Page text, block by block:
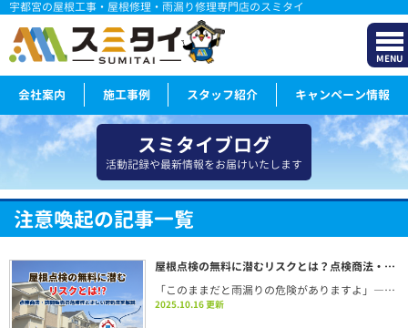
宇都宮の屋根工事・屋根修理・雨漏り修理専門店のスミタイ
MENU
会社案内 施工事例 スタッフ紹介 キャンペーン情報
スミタイブログ
活動記録や最新情報をお届けいたします
注意喚起の記事一覧
屋根点検の無料に潜むリスクとは？点検商法・訪問販売の危険性と正しい対処法を解説
「このままだと雨漏りの危険がありますよ」――突然インターホン越しにそう言われ、不安を感じたことはありませんか？最近、こうした“無料の屋根点検”を口実にした悪質な訪問営業が全国的に増加しています。目に見えない屋根の不具合を指摘され、焦って工事を契約してしまい、あとから後悔するケースも少なくありません。 本記事では、そうした屋根点検にまつわるトラブルの実態や、悪質業者の見分け方、そして信頼できる業者に安全に点検を依頼する方法まで、わかりやすく解説していきます。大切な住まいを守るためにも、まずは正しい情報を手に入れておきましょう。 １．急増中の点検商法とは？！“無料”の屋根点検に潜む落とし穴 ここ数年、「無料で屋根を点検します」と訪問してくる業者による“点検商法”が全国的に急増しています。これは、一見親切に見える無料点検を入り口にして、実際には不要な工事や過剰なリフォームを契約させる悪質な手口です。 実際、国民生活センターや各自治体にはこうしたトラブルに関する相談が多数寄せられており、屋根や外壁など住宅の見えにくい部分を狙った訪問販売型の手口は年々巧妙化しています。たとえば熊本県では、令和5年4月から9月までのたった半年間で4,629件の相談が寄せられ、翌年には約1.6倍の7,630件にまで増加。被害が拡大している実態が明らかになっています。 このような点検商法には、以下のような典型的な流れがあります。 「近くで工事をしていたら、お宅の屋根が浮いているのが見えました」 「このままだと雨漏りしますよ」「火災保険で直せる場合もあります」などと不安を煽る 屋根に登らせると、スマホなどで“劣化の写真”を見せて即工事の契約を迫る 一部では、実際に瓦を故意に壊したり、誤解を招く説明をする悪質な例もある 中には「無料点検の結果を見てから判断してください」と言っておきながら、点検後に契約を断ると不機嫌になったり、強引に話を進めようとする業者もいます。無料と言いつつ、結果的に高額な工事費を請求されたというケースは後を絶ちません。 さらに厄介なのは、こうした業者の多くが地域密着を装いながら、実際には本社所在地も曖昧で、連絡がつかなくなるケースがあるという点です。点検後に契約を交わしても、手抜き工事をされたり、工事後に不具合が出ても対応してもらえないというトラブルが相次いでいます。 特に高齢者世帯が狙われる傾向が強く、国民生活センターの調査では、被害にあった人の約80％以上が60歳以上というデータもあります。昼間に在宅していることが多いという事情や、屋根の状況を自分で確認しづらいという背景が狙われる原因となっています。 このように、「無料点検」という言葉の裏には、消費者の不安心理につけ込む悪質な仕掛けが潜んでいることを忘れてはいけません。大切なのは、「無料」という言葉に惑わされず、業者の言動を冷静に見極める姿勢です。 ２．訪問販売の屋根点検で後悔しないために｜法律・特徴・リスクを総チェック 屋根の点検は本来、定期的に専門業者に依頼しておきたいものですが、近年では突然の訪問で「無料点検」を持ちかける業者によるトラブルが後を絶ちません。こうした訪問販売の多くは、点検を口実に契約を迫る悪質なケースであり、十分な警戒が必要です。この章では、訪問販売における法的なルールや、典型的な業者の特徴、そしてなぜ屋根点検が狙われやすいのかについて詳しく解説します。 2-1 訪問販売の法的ルールとクーリングオフ制度 訪問販売による屋根点検やリフォーム勧誘は、特定商取引法によって厳しく規制されています。契約を結んだ後でも、一定期間内であれば無条件で契約を解除できる「クーリングオフ制度」が適用されます。この制度では、契約書面を交付された日を含めて8日以内であれば、理由を問わず解約が可能です。 しかも、工事が既に開始されていても、期間内であればクーリングオフは有効です。さらに、業者が法定書面を交付しなかった場合や、契約目的を曖昧にして勧誘してきた場合は、8日間の期限がスタートせず、事実上いつでも解約が可能なケースもあります。 ただし、制度を知らないことを逆手に取って「もう資材を手配した」「解約には違約金がかかる」などと虚偽の説明をする業者もいるため、消費者自身が制度について正しく理解しておくことが何よりの防御策になります。 2-2 訪問販売を装った悪質業者の特徴 悪質な業者は、見た目や話し方に注意深く気を配り、親切で頼りになりそうな印象を与えようとします。以下のような特徴が見られる場合は特に注意が必要です。 突然の訪問と定番トーク 「このあたりを回っていたら、屋根の不具合が気になりまして…」「隣の家で工事をしているので、ついでに見ましょうか」など、唐突な申し出で警戒心を下げようとします。これは典型的な“すり寄り型”の勧誘です。 不安を煽る説明 点検後、スマホで撮影した写真を見せながら、「このままだと雨漏りします」「台風でさらに破損が広がりますよ」など、根拠の不明確な説明で焦らせるのが常套手段です。 「今だけ安く」などの即決誘導 「今日中なら半額」「火災保険で無料になる」といった誘導で、冷静に検討させないよう仕向けてきます。 高齢者世帯を重点的に狙う 屋根の状態を自分で確認できず、営業への対応に慣れていない高齢者をターゲットにするケースが多発。実際に、60歳以上が被害者となっている割合は80％以上という報告もあります。 クーリングオフを阻む巧妙な対応 契約書に署名を急がせたり、書面を渡さなかったりすることで、制度そのものの利用を妨げるケースも散見されます。「クーリングオフはできない」と断言されて信じてしまう例もあります。 これらの特徴にひとつでも当てはまる業者が訪問してきた場合、まずは契約せずにその場をやり過ごし、家族や消費生活センターに相談することが大切です。 2-3 なぜ屋根点検が狙われやすいのか？ 訪問販売型の点検商法の中でも、特に「屋根」は格好の標的となっています。その理由は大きく分けて以下の3点です。 家主自身が確認しづらい 屋根の上は高所であり、一般の人が状態を確認することはほぼ不可能です。そのため、業者の言葉や見せられた写真を信じてしまいやすく、「本当に壊れているのか」を判断できないまま話が進んでしまうのです。 自然災害後の心理につけ込まれやすい 台風・地震・大雨などの直後は、「屋根が壊れているかも…」という不安が高まり、そこを悪用して「今なら補助金が出る」「すぐ直さないと大変なことになる」などと強調されると、判断が鈍ってしまいます。 費用が不明確で上限が読みにくい 屋根修理や補修工事は範囲や方法によって価格に幅があり、相場感が掴みにくい分野です。そのため、「30万円で安いですよ」と言われると、お得に感じてしまうケースも多いのです。 また、点検後に「火災保険で賄える」と説明し、申請代行を申し出る業者もありますが、本来は保険金を得るためには正当な損害と審査が必要です。虚偽の申請を誘導する業者も存在し、これは保険金詐欺に該当するリスクもあるため、非常に危険です。 以上のように、訪問販売での屋根点検には多数のリスクが潜んでおり、安易な判断は避けるべきです。法的な保護制度を理解したうえで、怪しい業者には毅然とした対応を心がけましょう。 ３．屋根点検を依頼するなら信頼できる業者を選ぶべき理由 屋根の点検や修理は、住まいの安全を守るために欠かせない作業です。しかしながら、屋根は普段目にする機会が少なく、その状態を自分で確認することが難しいため、業者に任せる部分が多くなります。だからこそ、「信頼できる業者を選ぶかどうか」が結果を大きく左右します。 近年では、無料点検をきっかけに不必要な工事を勧める悪質な業者も増加しており、適切な業者を見極める力が求められています。この章では、なぜ信頼できる業者を選ぶべきなのか、そしてその見極め方について詳しく解説していきます。 3-1 専門知識と資格が信頼の証になる 優良な業者は、建築士や建築施工管理技士などの国家資格を保有しているスタッフが在籍しており、施工に関して豊富な知識と技術を持っています。加えて、「住宅瑕疵担保責任保険」や「労災保険」「損害賠償責任保険」に加入していることも重要なポイントです。これらの保険に加入していれば、万が一の事故や施工ミスに対しても補償を受けられるため、依頼者側の安心感が大きく変わります。 また、資格や保険に関する情報を曖昧にする業者は、トラブル時に責任を回避する可能性があるため、注意が必要です。 3-2 過去の実績と保証制度で信頼性が見える 信頼できる業者は、これまでの施工実績を写真付きで紹介したり、顧客の声を公開している場合が多く、その透明性が信頼につながります。たとえば、工事のビフォー・アフターを比較した写真や、完了後の報告書を提供してくれる業者であれば、作業内容への誠実さが伝わってきます。 また、工事後にトラブルが発生した場合でも、施工保証やアフターフォロー制度がしっかり整っている業者なら安心です。保証内容が不明瞭だったり、「保証は口約束」という業者は避けるのが賢明です。 3-3 地域密着型の業者は対応が早くて安心感がある 拠点が地元にある業者は、地域の気候や建物の特性に詳しく、地域ごとの風雨や雪害の傾向を理解したうえで最適な施工を提案してくれます。さらに、近隣に事務所や店舗がある業者であれば、何かあった際にもすぐに相談でき、“逃げられにくい”という物理的な安心感もあります。 一方で、住所がよくわからない、事務所を構えていない、携帯電話しか連絡先がないといった業者は、トラブル時に連絡が取れなくなるリスクが高くなります。 3-4 相見積もりを取ることで費用の妥当性を判断できる 業者を1社だけで決めてしまうのではなく、必ず複数の業者から見積もりを取る「相見積もり」を行うことが重要です。これにより、価格の相場感が分かるだけでなく、工事内容や対応姿勢の違いも比較できます。 見積書の内容が極端に大ざっぱだったり、「一式工事」などの曖昧な表現が多い場合は注意が必要です。信頼できる業者は、作業内容ごとの費用内訳や工期、使用する材料などを明確に提示してくれます。 3-5 コミュニケーションの質が業者の本質を表す どんなに技術力が高くても、相談時や打ち合わせ時に説明が不親切だったり、不明点に対してはぐらかすような態度をとる業者は信頼できません。優良な業者ほど、専門用語を使わずに丁寧で分かりやすい説明をしてくれるものです。 また、「今すぐ契約すれば割引できます」などと急かしてくる場合は、悪質な業者の可能性が高いと判断してよいでしょう。本当に信頼できる業者は、施主の意思決定を尊重し、必要な時間を与えてくれます。 屋根点検や修理は、決して安い買い物ではありません。そのぶん、信頼できる業者を選ぶことは、長期的な安心とコストパフォーマンスにつながります。「無料点検」や「今だけ割引」といった言葉に惑わされず、根拠ある信頼性を見極めて選ぶことが、安心・安全な住まいづくりの第一歩です。 ４．悪質業者に引っかからないためのチェックポイント 屋根点検の訪問営業において、悪質な業者の存在は決して珍しくありません。むしろ、被害の報告は年々増加傾向にあり、特に高齢者世帯を中心に「気づかぬうちに契約させられていた」「必要のない工事を高額で請け負わされた」というケースが多発しています。 こうした被害を未然に防ぐためには、消費者側が“見極める目”を持つことが何より重要です。 以下では、実際に被害相談が多かった事例をもとに、信頼できる業者かどうかを見極めるための具体的なチェックポイントを紹介します。 4-1 身元の確認は最初に行うべき基本動作 訪問してきた業者の身元が不明確なまま話を進めるのは極めて危険です。たとえば、名刺は持っていても、会社の所在地や連絡先があいまい、あるいは個人名義の携帯電話しか記載されていない場合は要注意です。 信頼できる業者であれば、名刺のほかに社員証や会社案内のパンフレットを持参し、建設業許可番号や保険加入状況なども開示してくれるはずです。また、所在地が実在するかどうかをGoogleマップなどで検索して事前に確認することも非常に有効です。 4-2 見積書の内容は「具体性」と「内訳」に注目 悪質業者による見積書は、「一式工事」とだけ記載され、材料費や人件費、処分費などの詳細な内訳が不明確である場合が多く見受けられます。これは、不当に高額な金額を提示しやすくするための手口です。 信頼できる業者であれば、作業ごとの費用明細や、使用する部材の種類、工事期間などを丁寧に書面にまとめてくれます。また、支払い方法についても「前金のみ」「工事終了後の一括払い」「中間金あり」など選択肢が明確に示されているかも、判断の材料となります。 4-3 点検報告や撮影写真をそのまま鵜呑みにしない 業者が撮影した屋根の写真を見せながら「ここが破損しています」「このまま放っておくと危険です」と説明してくることがあります。しかし、一般消費者は屋根の知識が乏しいため、写真や映像だけで正確に状況を判断することは困難です。 このようなときは、報告書に日付や天候、使用機材などが記載されているかどうかをチェックしましょう。また、疑問を感じた場合は、別の業者にも同じ箇所を見てもらう「セカンドオピニオン」を取ることも大切です。 4-4 契約を急がせる業者は特に警戒 「今日契約すれば半額にします」「今すぐ工事を始めないと大変なことになります」といった強引なセールストークは、消費者に冷静な判断をさせない典型的な手法です。 こうした発言があった場合、その業者は信頼に値しない可能性が高いと考えてよいでしょう。信頼できる業者は、顧客の判断を急がせるようなことはせず、家族や第三者と相談する時間をきちんと確保してくれるのが基本です。 4-5 工事の流れと支払いスケジュールが明確にされているか 良質な業者であれば、点検から契約、工事実施、引き渡し、アフターフォローに至るまでの工程表やスケジュール資料を事前に提示してくれます。これがない業者は、工期をだらだらと引き延ばしたり、途中で追加費用を請求してくるケースもあるため要注意です。 また、「着工前に全額支払いを要求する」「現金一括払いしか受け付けない」といった業者も、十分に注意すべき存在です。 4-6 クーリングオフ制度についての説明があるか 訪問販売で契約を結んだ場合、原則として契約書面の受領日から8日以内であれば無条件でキャンセルできる「クーリングオフ制度」があります。 この制度の存在をきちんと説明せず、契約を強行しようとする業者は、制度そのものを悪用または隠そうとしている可能性があります。信頼できる業者であれば、「何かあればクーリングオフ制度もありますのでご安心ください」といった案内を最初にしてくれるはずです。 4-7 ネット上の評判や相談事例も確認しよう 現代では、インターネット上に業者の口コミやレビューが多く投稿されています。Googleのビジネスレビューや、地域掲示板、SNSでの評判を確認することで、実際の対応やトラブルの有無を事前に知ることができます。 また、国民生活センターや地方自治体の消費生活相談窓口に寄せられている業者名の報告事例なども、判断材料として活用するとよいでしょう。 4-8 迷ったら「話を聞かない・断る勇気」を持とう 悪質な訪問業者に対して最も効果的な防御策は、最初から話を聞かず、きっぱり断る姿勢を持つことです。 「屋根を点検させてください」「今すぐ対応しないと危険です」と言われても、玄関を開けず、インターホン越しに「必要ありません」「結構です」と明確に伝えることで、被害に巻き込まれるリスクを大幅に下げることができます。 特に一人暮らしの高齢者や、在宅時間の長い家庭では、対応しないこと自体が最良の選択である場合もあります。相手の話術に乗ってしまう前に、冷静に「話さない・契約しない・断る」を徹底する意識が大切です。 このように、事前の知識とともに“毅然とした対応”をとることが、トラブルを未然に防ぐ最大の防御手段となります。 ５．まとめ 屋根の点検や修理は、住まいの安全を守るために欠かせない大切なメンテナンスです。しかし、その必要性につけ込む悪質な業者も存在し、全国的に点検商法によるトラブルが増加しています。 特に「無料点検」や「今すぐ工事が必要です」といった言葉は、不安をあおる常套句として使われており、冷静な判断が難しくなりがちです。こうした手口に巻き込まれないためには、正しい知識を持ち、信頼できる業者かどうかを慎重に見極めることが何よりも大切です。 本記事で紹介したように、訪問販売には法的なルールやクーリングオフ制度がある一方で、それを説明しない業者や、制度を逆手にとって強引に契約させようとする例もあります。そうした状況を避けるためにも、 業者の身元を確認する 見積もりの内容をしっかり読み込む 契約を急がない 他社や家族に相談する 怪しいと感じたら話を聞かずにきっぱり断る といった基本的な対応が、トラブル回避につながります。 特に、「怪しいな」と感じた直感は非常に重要です。不審な業者とは会話を深めず、毅然と対応することで、大きな被害を未然に防ぐことができます。 屋根点検は、信頼できる業者に正しく依頼すれば、家の寿命を延ばし、災害リスクの軽減にもつながります。焦らず、慌てず、冷静な判断と確かな情報に基づいて行動しましょう。それが、大切な住まいと家族を守る最善の方法です。
2025.10.16 更新